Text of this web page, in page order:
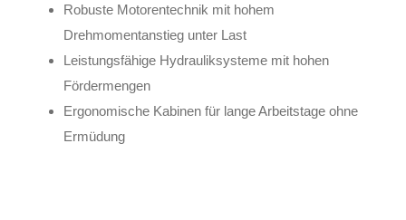
Robuste Motorentechnik mit hohem
Drehmomentanstieg unter Last
Leistungsfähige Hydrauliksysteme mit hohen
Fördermengen
Ergonomische Kabinen für lange Arbeitstage ohne
Ermüdung